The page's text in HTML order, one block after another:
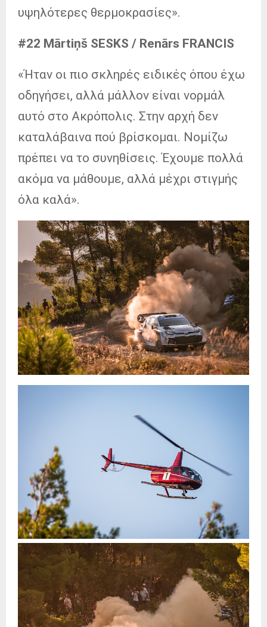
υψηλότερες θερμοκρασίες».
#22 Mārtiņš SESKS / Renārs FRANCIS
«Ήταν οι πιο σκληρές ειδικές όπου έχω
οδηγήσει, αλλά μάλλον είναι νορμάλ
αυτό στο Ακρόπολις. Στην αρχή δεν
καταλάβαινα πού βρίσκομαι. Νομίζω
πρέπει να το συνηθίσεις. Έχουμε πολλά
ακόμα να μάθουμε, αλλά μέχρι στιγμής
όλα καλά».